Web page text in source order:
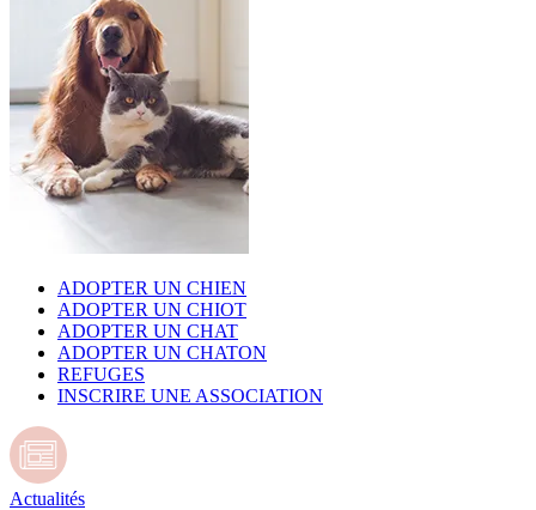
ADOPTER UN CHIEN
ADOPTER UN CHIOT
ADOPTER UN CHAT
ADOPTER UN CHATON
REFUGES
INSCRIRE UNE ASSOCIATION
Actualités